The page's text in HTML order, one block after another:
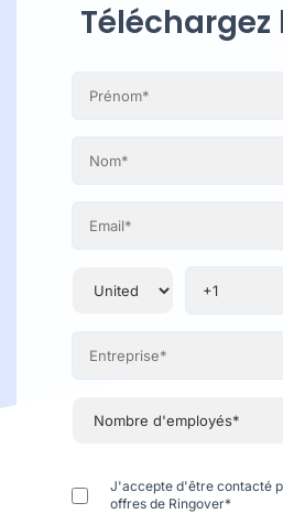
J'accepte d'être contacté
offres de Ringover*